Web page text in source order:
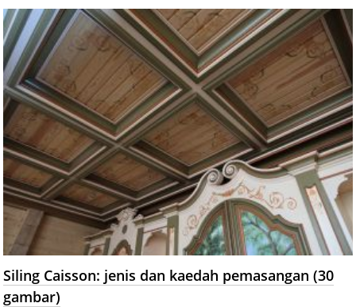
Siling Caisson: jenis dan kaedah pemasangan (30
gambar)